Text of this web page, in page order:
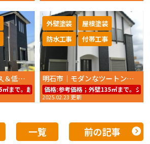
明石市魚住町｜高耐久＆低汚染塗料で美しさ長持ち！外壁・屋根塗装施工例
㎡まで。超低汚染リファイン1000Si-IR74.8万円～（
明石市｜モダンなツートンカラー仕上げ！こだわりの外壁塗装
価格:参考価格；外壁135㎡まで。シ
2025.02.23 更新
外壁塗装
屋根塗装
防水工事
付帯工事
一覧 前の記事